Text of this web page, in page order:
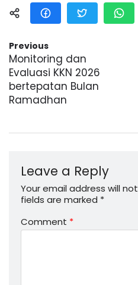
Previous
Monitoring dan
Evaluasi KKN 2026
bertepatan Bulan
Ramadhan
Leave a Reply
Your email address will
fields are marked *
Comment *